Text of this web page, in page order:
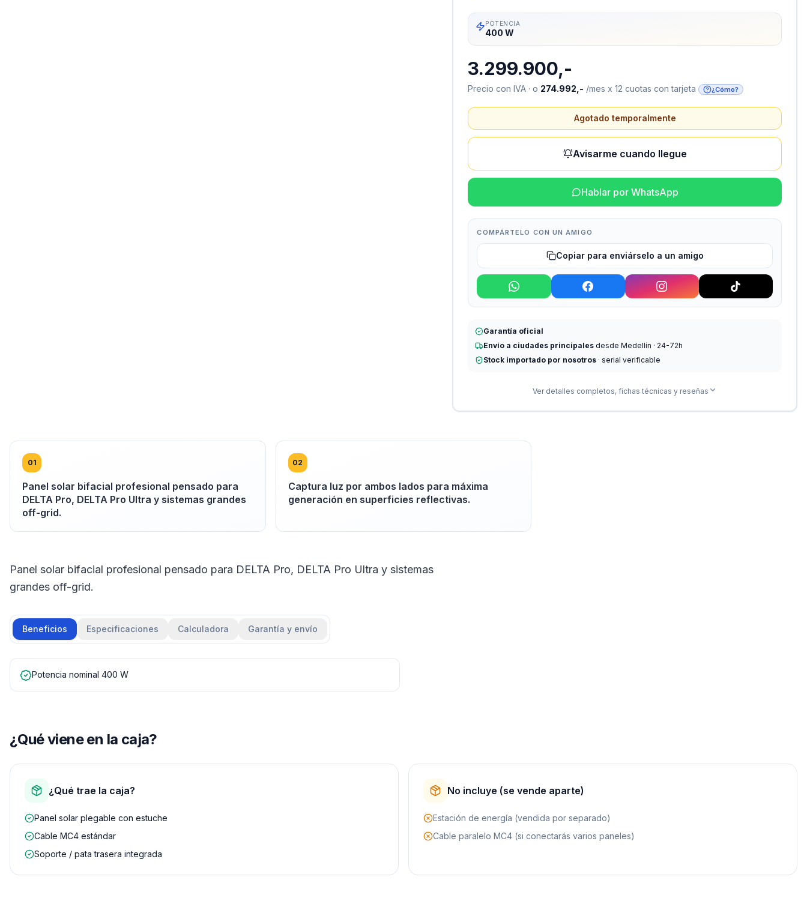
POTENCIA
400 W
3.299.900,-
Precio con IVA · o 274.992,- /mes x 12 cuotas con tarjeta ¿Cómo?
Agotado temporalmente
Avisarme cuando llegue
Hablar por WhatsApp
COMPÁRTELO CON UN AMIGO
Copiar para enviárselo a un amigo
Garantía oficial
Envío a ciudades principales desde Medellín · 24-72h
Stock importado por nosotros · serial verificable
Ver detalles completos, fichas técnicas y reseñas
01
Panel solar bifacial profesional pensado para
DELTA Pro, DELTA Pro Ultra y sistemas grandes
off-grid.
02
Captura luz por ambos lados para máxima
generación en superficies reflectivas.
Panel solar bifacial profesional pensado para DELTA Pro, DELTA Pro Ultra y sistemas
grandes off-grid.
Beneficios Especificaciones Calculadora Garantía y envío
Potencia nominal 400 W
¿Qué viene en la caja?
¿Qué trae la caja?
Panel solar plegable con estuche
Cable MC4 estándar
Soporte / pata trasera integrada
No incluye (se vende aparte)
Estación de energía (vendida por separado)
Cable paralelo MC4 (si conectarás varios paneles)